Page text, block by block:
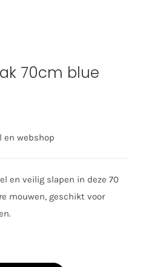
70cm blue
en webshop
en veilig slapen in deze 70
mouwen, geschikt voor